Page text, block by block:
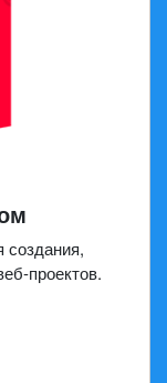
проектов.